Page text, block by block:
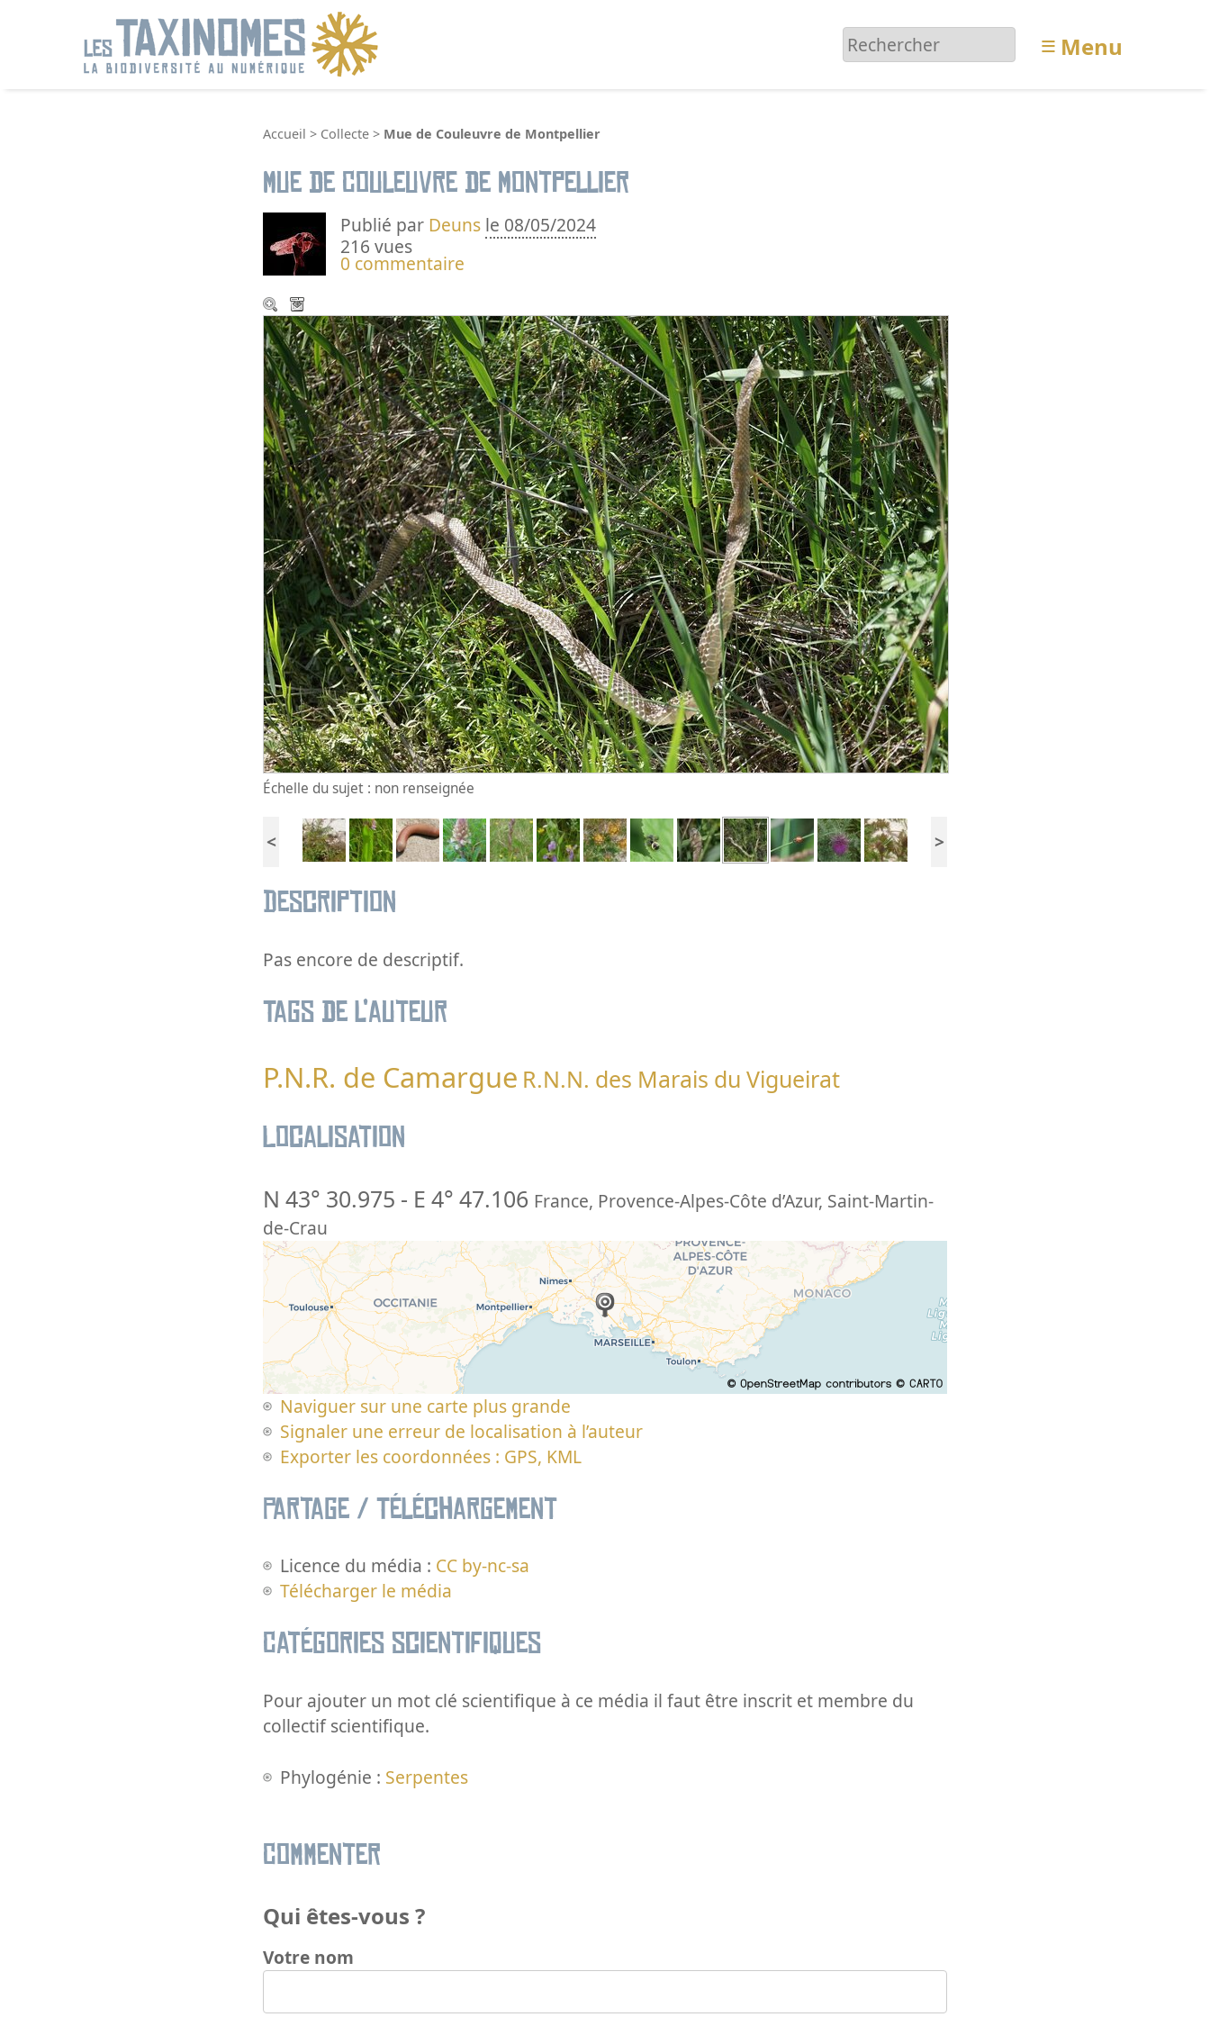
≡ Menu
Accueil > Collecte > Mue de Couleuvre de Montpellier
Mue de Couleuvre de Montpellier
Publié par Deuns le 08/05/2024
216 vues
0 commentaire
Échelle du sujet : non renseignée
< >
Description
Pas encore de descriptif.
Tags de l’auteur
P.N.R. de Camargue R.N.N. des Marais du Vigueirat
Localisation
N 43° 30.975 - E 4° 47.106 France, Provence-Alpes-Côte d’Azur, Saint-Martin-
de-Crau
Naviguer sur une carte plus grande
Signaler une erreur de localisation à l’auteur
Exporter les coordonnées : GPS, KML
Partage / Téléchargement
Licence du média : CC by-nc-sa
Télécharger le média
Catégories scientifiques
Pour ajouter un mot clé scientifique à ce média il faut être inscrit et membre du
collectif scientifique.
Phylogénie : Serpentes
Commenter
Qui êtes-vous ?
Votre nom